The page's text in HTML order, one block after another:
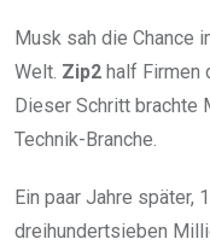
Musk sah die Chance
Welt. Zip2 half Firmen
Dieser Schritt brachte
Technik-Branche.
Ein paar Jahre später,
dreihundertsieben